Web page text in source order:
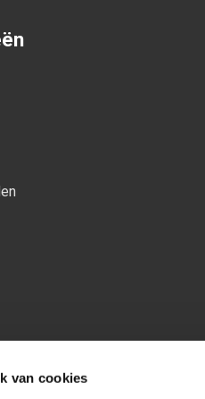
van cookies